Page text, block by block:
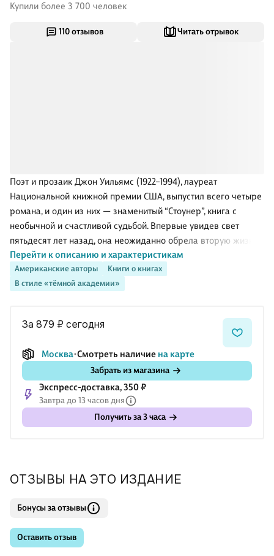
110 отзывов Читать отрывок
Американские авторы
Книги о книгах
В стиле «тёмной академии»
Поэт и прозаик Джон Уильямс (1922–1994), лауреат
Национальной книжной премии США, выпустил всего четыре
романа, и один из них — знаменитый “Стоунер”, книга с
необычной и счастливой судьбой. Впервые увидев свет
пятьдесят лет назад, она неожиданно обрела вторую жизнь
в XXI веке. Переиздание вызвало в Америке колоссальный
резонанс. Знаменитая на весь мир Анна Гавальда взялась за
французский перевод, и “Стоунер” с надписью на обложке
к автору пришла посмертная слава. Крестьянский парень
Уильям Стоунер неожиданно для себя увлекся текстами
Шекспира. Отказавшись возвращаться после колледжа на
Перейти к описанию и характеристикам
Купили более 3 700 человек
за 879 ₽ сегодня
Москва Смотреть наличие на карте
Забрать из магазина
Экспресс-доставка, 350 ₽
Завтра до 13 часов дня
Получить за 3 часа
ОТЗЫВЫ НА ЭТО ИЗДАНИЕ
Бонусы за отзывы
Оставить отзыв